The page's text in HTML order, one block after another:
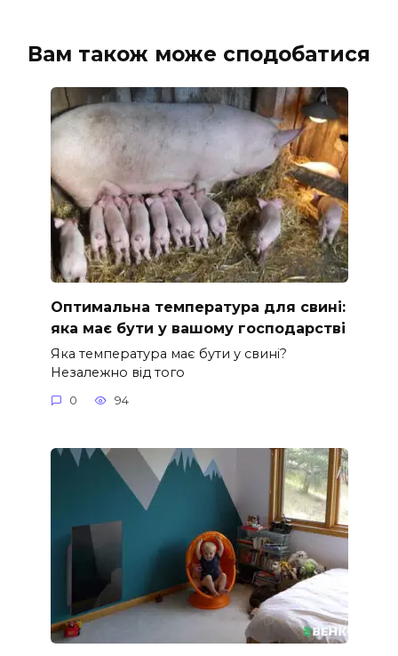
Вам також може сподобатися
Оптимальна температура для свині:
яка має бути у вашому господарстві
Яка температура має бути у свині?
Незалежно від того
0 94